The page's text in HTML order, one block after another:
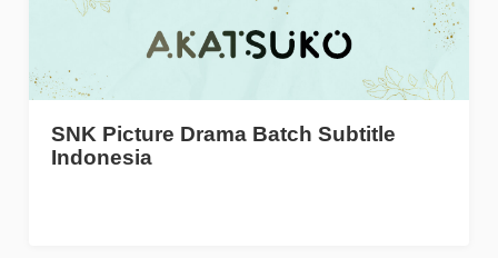
SNK Picture Drama Batch Subtitle
Indonesia